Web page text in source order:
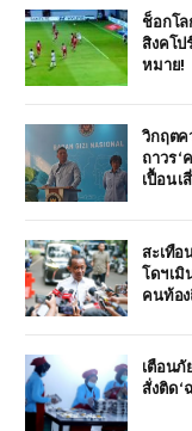
ช็อกโล
สิงคโป
หมาย!
วิกฤตค
ถาวร
เปื้อน
สะเทือ
โดฯ เ
คนท้อ
เตือนภั
สั่งติด